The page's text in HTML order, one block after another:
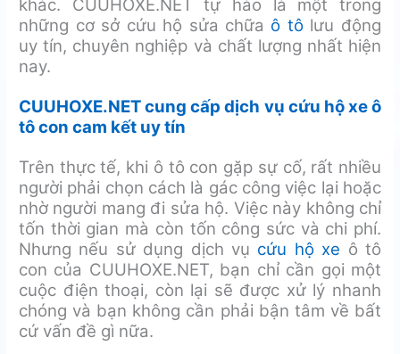
khác. CUUHOXE.NET tự hào là một trong
những cơ sở cứu hộ sửa chữa ô tôlưu động
uy tín, chuyên nghiệp và chất lượng nhất hiện
nay.
CUUHOXE.NET cung cấp dịch vụ cứu hộ xe ô
tô con cam kết uy tín
Trên thực tế, khi ô tô con gặp sự cố, rất nhiều
người phải chọn cách là gác công việc lại hoặc
nhờ người mang đi sửa hộ. Việc này không chỉ
tốn thời gian mà còn tốn công sức và chi phí.
Nhưng nếu sử dụng dịch vụ cứu hộ xe ô tô
con của CUUHOXE.NET, bạn chỉ cần gọi một
cuộc điện thoại, còn lại sẽ được xử lý nhanh
chóng và bạn không cần phải bận tâm về bất
cứ vấn đề gì nữa.